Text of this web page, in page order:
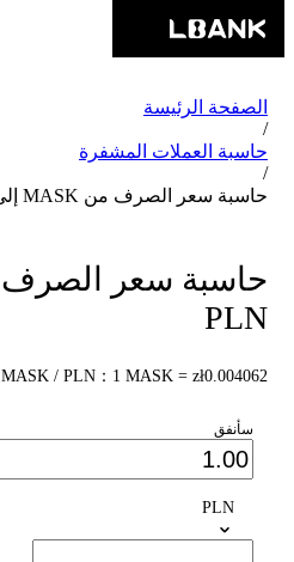
الصفحة الرئيسة
/
حاسبة العملات المشفرة
/
حاسبة سعر الصرف من MASK إلى PLN
PLN
MASK / PLN：1 MASK = zł0.004062
سأنفق
PLN